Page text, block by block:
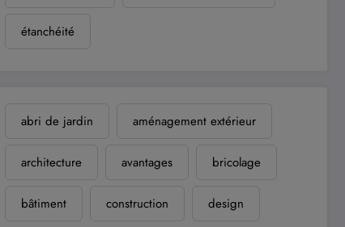
étanchéité
abri de jardin aménagement extérieur
architecture avantages bricolage
bâtiment construction design